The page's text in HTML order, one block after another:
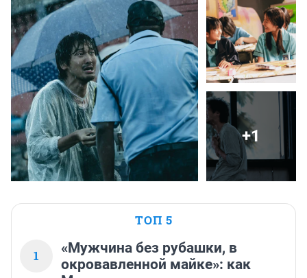
+1
ТОП 5
1
«Мужчина без рубашки, в
окровавленной майке»: как